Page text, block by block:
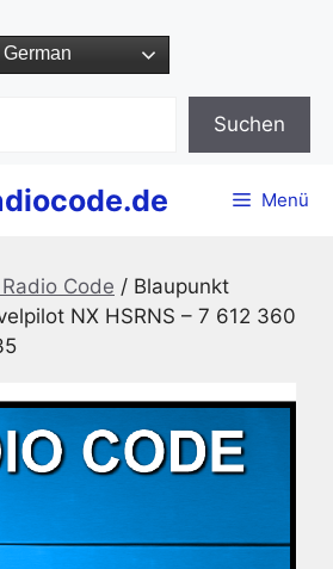
Suchen
Menü
Code / Blaupunkt
NX HSRNS – 7 612 360